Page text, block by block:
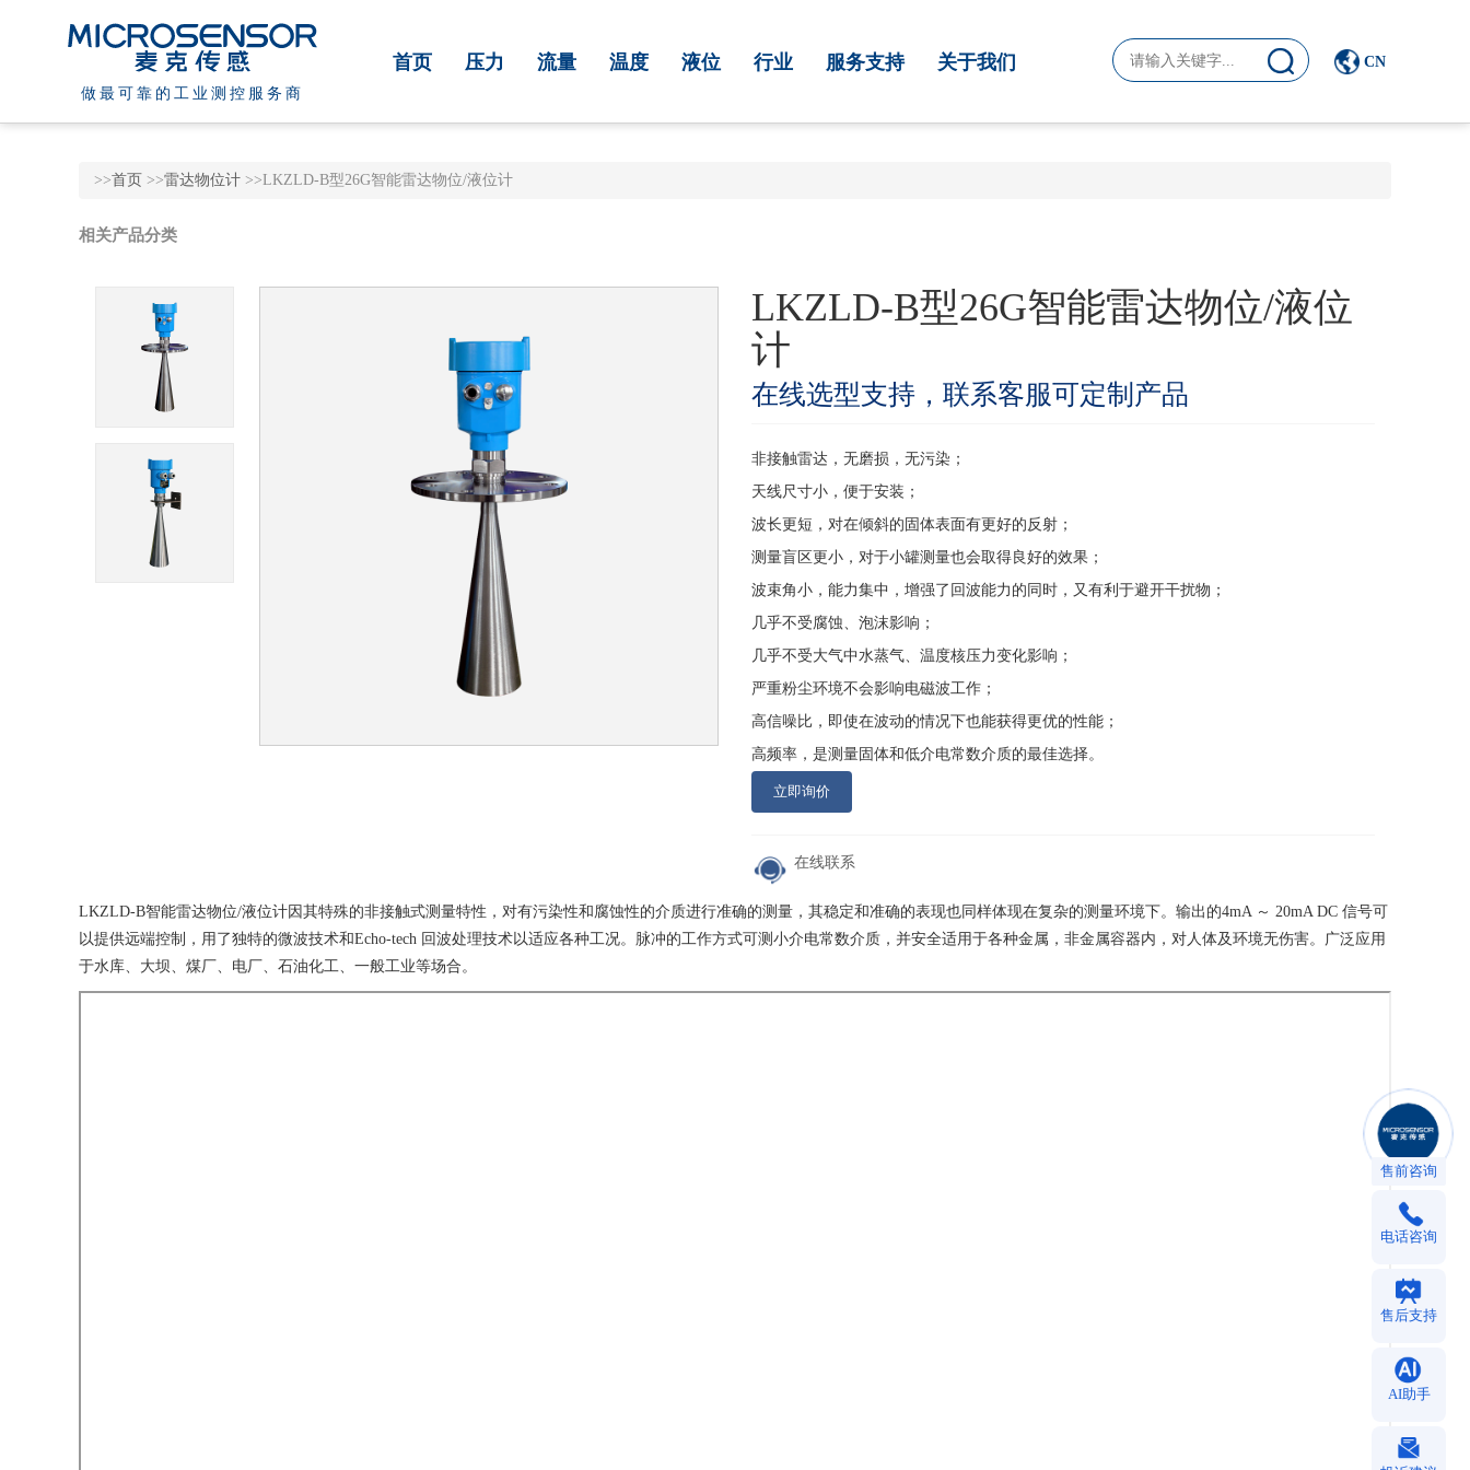
做最可靠的工业测控服务商
CN
首页 压力 流量 温度 液位 行业 服务支持 关于我们
>>首页 >>雷达物位计 >>LKZLD-B型26G智能雷达物位/液位计
相关产品分类
LKZLD-B型26G智能雷达物位/液位
计
在线选型支持，联系客服可定制产品
非接触雷达，无磨损，无污染；
天线尺寸小，便于安装；
波长更短，对在倾斜的固体表面有更好的反射；
测量盲区更小，对于小罐测量也会取得良好的效果；
波束角小，能力集中，增强了回波能力的同时，又有利于避开干扰物；
几乎不受腐蚀、泡沫影响；
几乎不受大气中水蒸气、温度核压力变化影响；
严重粉尘环境不会影响电磁波工作；
高信噪比，即使在波动的情况下也能获得更优的性能；
高频率，是测量固体和低介电常数介质的最佳选择。
立即询价
在线联系
LKZLD-B智能雷达物位/液位计因其特殊的非接触式测量特性，对有污染性和腐蚀性的介质进行准确的测量，其稳定和准确的表现也同样体现在复杂的测量环境下。输出的4mA ～ 20mA DC 信号可
以提供远端控制，用了独特的微波技术和Echo-tech 回波处理技术以适应各种工况。脉冲的工作方式可测小介电常数介质，并安全适用于各种金属，非金属容器内，对人体及环境无伤害。广泛应用
于水库、大坝、煤厂、电厂、石油化工、一般工业等场合。
售前咨询
电话咨询
售后支持
AI助手